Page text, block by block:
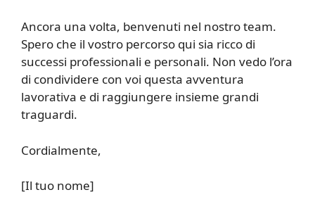
Ancora una volta, benvenuti nel nostro team.
Spero che il vostro percorso qui sia ricco di
successi professionali e personali. Non vedo l’ora
di condividere con voi questa avventura
lavorativa e di raggiungere insieme grandi
traguardi.
Cordialmente,
[Il tuo nome]